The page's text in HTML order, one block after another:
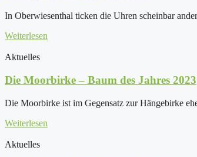
In Oberwiesenthal ticken die Uhren scheinbar
Weiterlesen
Aktuelles
Die Moorbirke – Baum des Jahres 2023
Die Moorbirke ist im Gegensatz zur Hängebirke
Weiterlesen
Aktuelles